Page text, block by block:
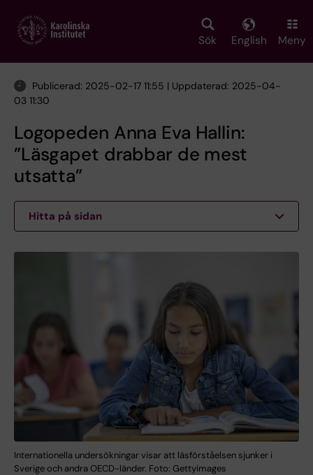
main
Sök English Meny
Publicerad: 2025-02-17 11:55 | Uppdaterad: 2025-04-
03 11:30
Logopeden Anna Eva Hallin:
”Läsgapet drabbar de mest
utsatta”
Hitta på sidan
Internationella undersökningar visar att läsförståelsen sjunker i
Sverige och andra OECD-länder. Foto: Gettyimages